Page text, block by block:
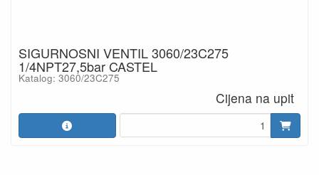
SIGURNOSNI VENTIL 3060/23C275
1/4NPT27,5bar CASTEL
Katalog: 3060/23C275
Cijena na upit